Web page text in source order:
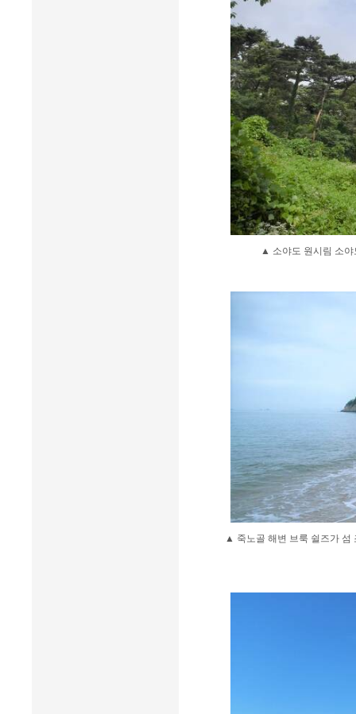
▲ 소야도 원시림 소야
▲ 죽노골 해변 브룩 쉴즈가 섬